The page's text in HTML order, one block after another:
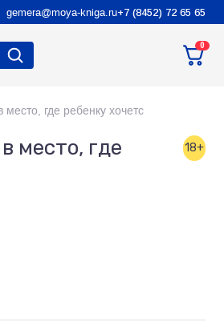
gemera@moya-kniga.ru+7 (8452) 72 65 65
0
где ребенку хочетс
место, где
18+